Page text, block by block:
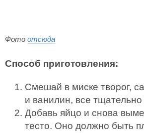
Фото отсюда
Способ приготовления:
Смешай в миске творог,
и ванилин, все тщательно
Добавь яйцо и снова
тесто. Оно должно быть